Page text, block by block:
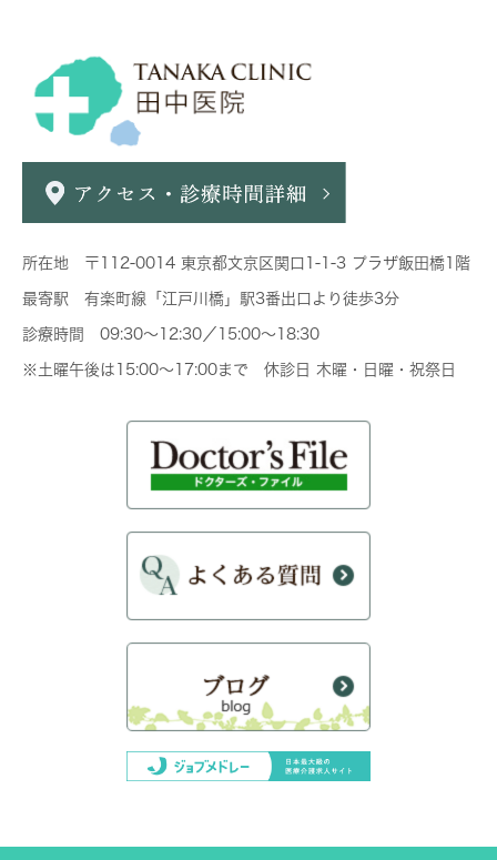
所在地 〒112-0014 東京都文京区関口1-1-3 プラザ飯田橋1階
最寄駅 有楽町線「江戸川橋」駅3番出口より徒歩3分
診療時間 09:30～12:30／15:00～18:30
※土曜午後は15:00～17:00まで 休診日 木曜・日曜・祝祭日